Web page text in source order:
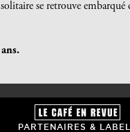
se retrouve embarqué
PARTENAIRES &